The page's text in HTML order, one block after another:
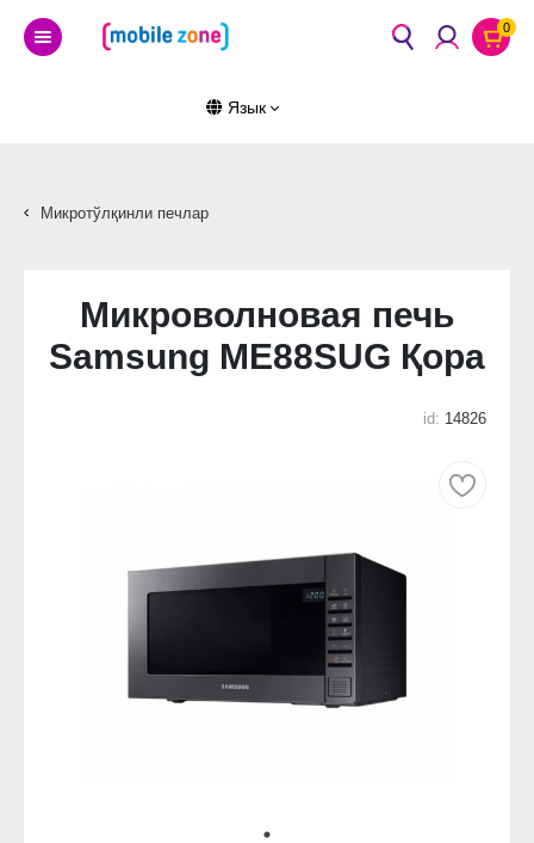
0
Язык
Микротўлқинли печлар
Микроволновая печь
Samsung ME88SUG Қора
id: 14826